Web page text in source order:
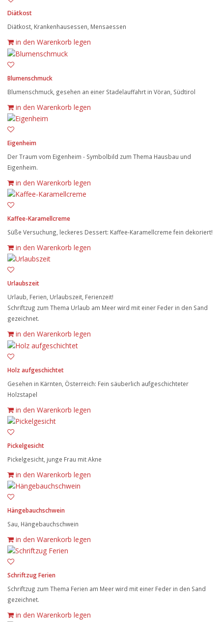
Diätkost
Diätkost, Krankenhausessen, Mensaessen
in den Warenkorb legen
Blumenschmuck
Blumenschmuck, gesehen an einer Stadelauffahrt in Vöran, Südtirol
in den Warenkorb legen
Eigenheim
Der Traum vom Eigenheim - Symbolbild zum Thema Hausbau und
Eigenheim.
in den Warenkorb legen
Kaffee-Karamellcreme
Süße Versuchung, leckeres Dessert: Kaffee-Karamellcreme fein dekoriert!
in den Warenkorb legen
Urlaubszeit
Urlaub, Ferien, Urlaubszeit, Ferienzeit!
Schriftzug zum Thema Urlaub am Meer wird mit einer Feder in den Sand
gezeichnet.
in den Warenkorb legen
Holz aufgeschichtet
Gesehen in Kärnten, Österreich: Fein säuberlich aufgeschichteter
Holzstapel
in den Warenkorb legen
Pickelgesicht
Pickelgesicht, junge Frau mit Akne
in den Warenkorb legen
Hängebauchschwein
Sau, Hängebauchschwein
in den Warenkorb legen
Schriftzug Ferien
Schriftzug zum Thema Ferien am Meer wird mit einer Feder in den Sand
gezeichnet.
in den Warenkorb legen